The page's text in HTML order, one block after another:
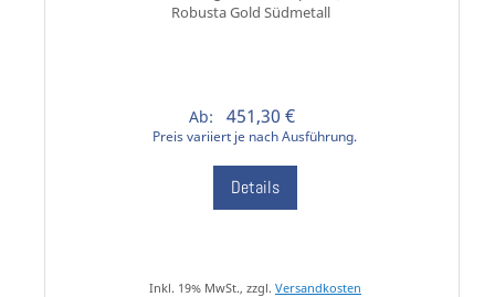
Robusta Gold Südmetall
Ab: 451,30 €
Preis variiert je nach Ausführung.
Details
Inkl. 19% MwSt., zzgl. Versandkosten